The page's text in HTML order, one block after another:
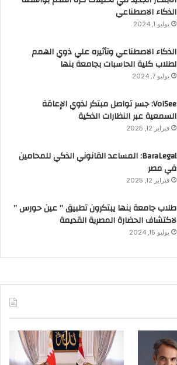
الذكاء الاصطناعي
يوليو 1, 2024
الذكاء الاصطناعي وتأثيره علي ذوي الهمم
لطلاب كلية الحاسبات بجامعة بنها
يوليو 7, 2024
VoiSee: جسر تواصل مبتكر لذوي الإعاقة
السمعية عبر النظارات الذكية
فبراير 12, 2025
BaraLegal: المساعد القانوني الذكي للمحامين
في مصر
فبراير 12, 2025
طلاب جامعة بنها يبتكرون تطبيق ” عين حورس ”
لاكتشاف الحضارة المصرية القديمة
يوليو 15, 2024